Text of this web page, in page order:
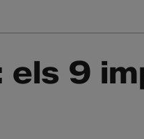
els 9